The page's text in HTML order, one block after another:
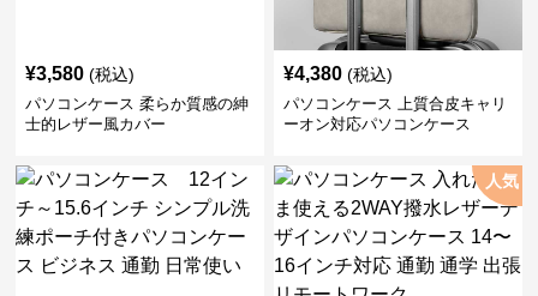
¥3,580 (税込)
パソコンケース 柔らか質感の紳
士的レザー風カバー
¥4,380 (税込)
パソコンケース 上質合皮キャリ
ーオン対応パソコンケース
人気